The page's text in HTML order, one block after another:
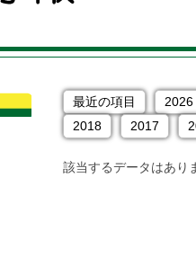
最近の項目
2026
2018
2017
該当するデータはあり